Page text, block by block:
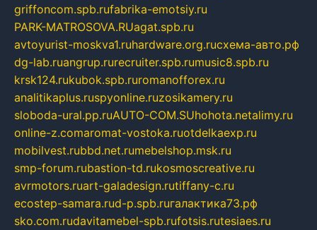
griffoncom.spb.rufabrika-emotsiy.ru
PARK-MATROSOVA.RUagat.spb.ru
avtoyurist-moskva1.ruhardware.org.ruсхема-авто.рф
dg-lab.ruangrup.rurecruiter.spb.rumusic8.spb.ru
krsk124.rukubok.spb.ruromanofforex.ru
analitikaplus.ruspyonline.ruzosikamery.ru
sloboda-ural.pp.ruAUTO-COM.SUhohota.netalimy.ru
online-z.comaromat-vostoka.ruotdelkaexp.ru
mobilvest.rubbd.net.rumebelshop.msk.ru
smp-forum.rubastion-td.rukosmoscreative.ru
avrmotors.ruart-galadesign.rutiffany-c.ru
ecostep-samara.rud-p.spb.ruгалактика73.рф
sko.com.rudavitamebel-spb.rufotsis.rutesiaes.ru